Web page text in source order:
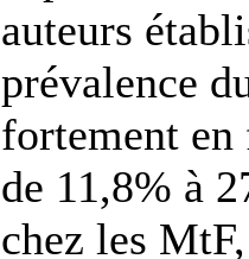
auteurs
prévalence
fortement
de 11,8% à
chez les